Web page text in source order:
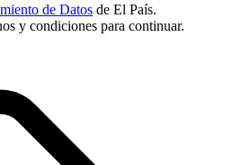
de Datos de El País.
y condiciones para continuar.